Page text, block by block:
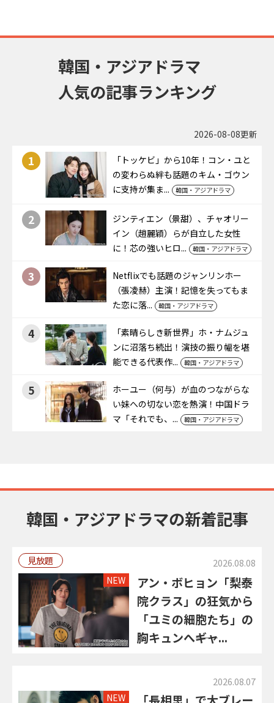
韓国・アジアドラマ
人気の記事ランキング
2026-08-08更新
1
「トッケビ」から10年！コン・ユと
の変わらぬ絆も話題のキム・ゴウン
に支持が集ま...
韓国・アジアドラマ
2
ジンティエン（景甜）、チャオリー
イン（趙麗穎）らが自立した女性
に！芯の強いヒロ...
韓国・アジアドラマ
3
Netflixでも話題のジャンリンホー
（張凌赫）主演！記憶を失ってもま
た恋に落...
韓国・アジアドラマ
4
「素晴らしき新世界」ホ・ナムジュ
ンに沼落ち続出！演技の振り幅を堪
能できる代表作...
韓国・アジアドラマ
5
ホーユー（何与）が血のつながらな
い妹への切ない恋を熱演！中国ドラ
マ「それでも、...
韓国・アジアドラマ
韓国・アジアドラマの新着記事
見放題 2026.08.08
NEW
アン・ボヒョン「梨泰
院クラス」の狂気から
「ユミの細胞たち」の
胸キュンへ――ギャ...
2026.08.07
NEW 「長相思」で大ブレー